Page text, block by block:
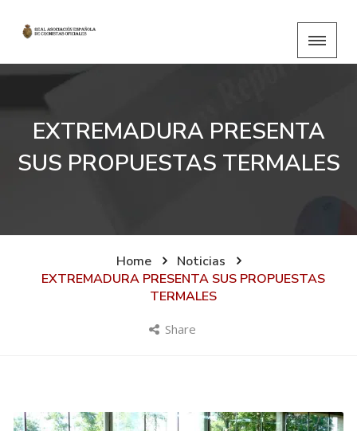
EXTREMADURA PRESENTA
SUS PROPUESTAS TERMALES
Home
Noticias
EXTREMADURA PRESENTA SUS PROPUESTAS
TERMALES
Share